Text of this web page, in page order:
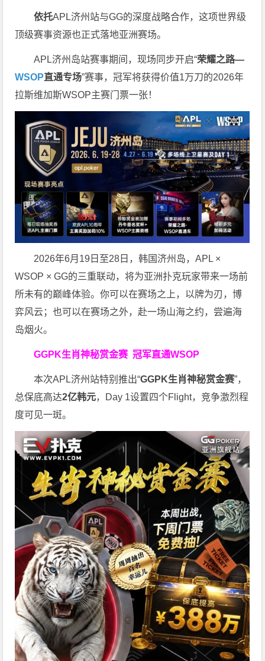
依托APL济州站与GG的深度战略合作，这项世界级
顶级赛事资源也正式落地亚洲赛场。
APL济州岛站赛事期间，现场同步开启“荣耀之路—
WSOP直通专场”赛事，冠军将获得价值1万刀的2026年
拉斯维加斯WSOP主赛门票一张！
2026年6月19日至28日，韩国济州岛，APL ×
WSOP × GG的三重联动，将为亚洲扑克玩家带来一场前
所未有的巅峰体验。你可以在赛场之上，以牌为刃，博
弈风云；也可以在赛场之外，赴一场山海之约，尝遍海
岛烟火。
GGPK生肖神秘赏金赛冠军直通WSOP
本次APL济州站特别推出“GGPK生肖神秘赏金赛”，
总保底高达2亿韩元，Day 1设置四个Flight，竞争激烈程
度可见一斑。